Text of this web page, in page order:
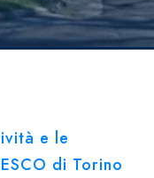
e le
di Torino